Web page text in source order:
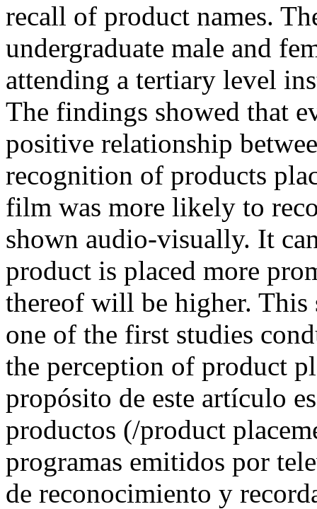
recall of product names.
undergraduate male and
attending a tertiary level
The findings showed that
positive relationship
recognition of products
film was more likely to
shown audio-visually. It
product is placed more
thereof will be higher. This
one of the first studies
the perception of product
propósito de este artículo
productos (/product
programas emitidos por
de reconocimiento y